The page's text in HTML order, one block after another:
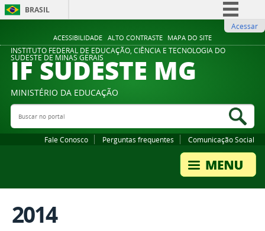
ACESSIBILIDADE ALTO CONTRASTE MAPA DO SITE
BRASIL
Comunica BR
Participe
Legislação
Acessar
INSTITUTO FEDERAL DE EDUCAÇÃO, CIÊNCIA E TECNOLOGIA DO
SUDESTE DE MINAS GERAIS
IF SUDESTE MG
MINISTÉRIO DA EDUCAÇÃO
Buscar no portal
Fale Conosco Perguntas frequentes Comunicação Social
2014